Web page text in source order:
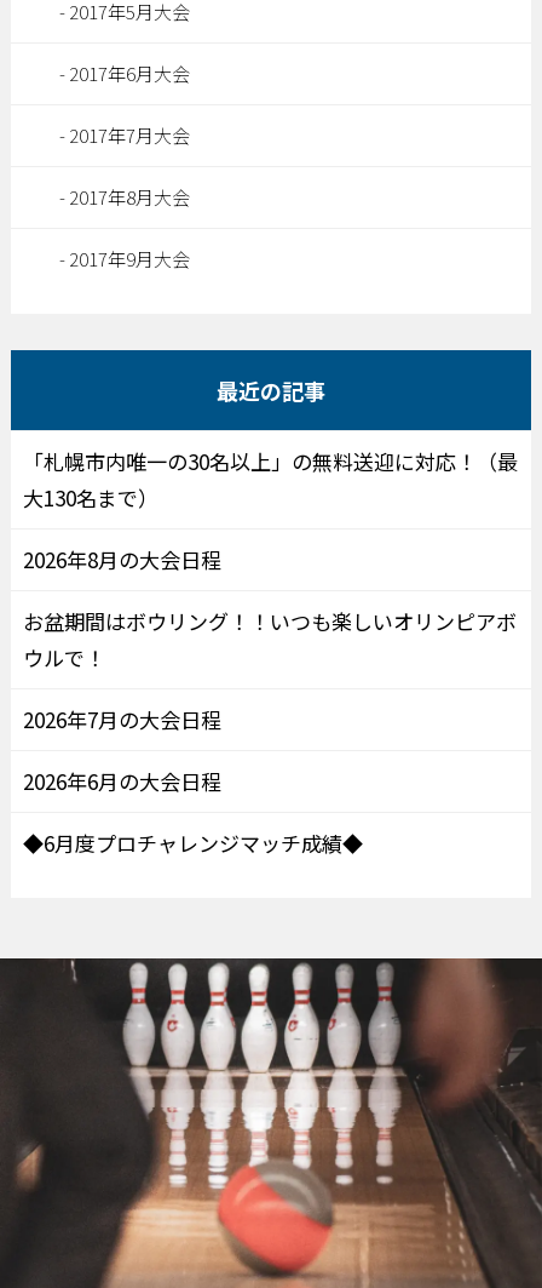
2017年5月大会
2017年6月大会
2017年7月大会
2017年8月大会
2017年9月大会
最近の記事
「札幌市内唯一の30名以上」の無料送迎に対応！（最
大130名まで）
2026年8月の大会日程
お盆期間はボウリング！！いつも楽しいオリンピアボ
ウルで！
2026年7月の大会日程
2026年6月の大会日程
◆6月度プロチャレンジマッチ成績◆